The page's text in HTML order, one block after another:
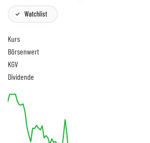
Watchlist
Kurs
Börsenwert
KGV
Dividende